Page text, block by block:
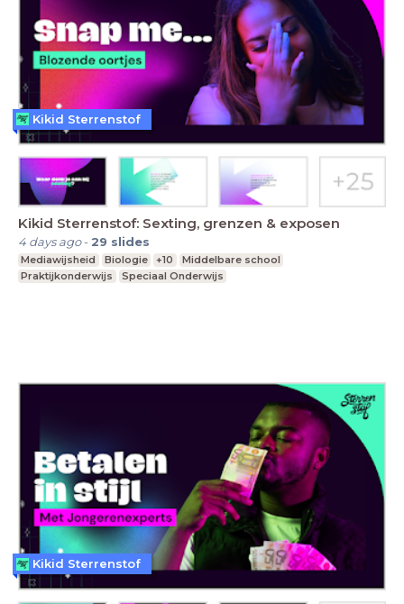
Kikid Sterrenstof: Sexting, grenzen & exposen
4 days ago- 29 slides
Mediawijsheid Biologie +10
Middelbare school
Praktijkonderwijs
Speciaal Onderwijs
Kikid Sterrenstof
Kikid Sterrenstof